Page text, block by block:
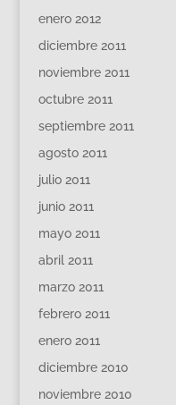
enero 2012
diciembre 2011
noviembre 2011
octubre 2011
septiembre 2011
agosto 2011
julio 2011
junio 2011
mayo 2011
abril 2011
marzo 2011
febrero 2011
enero 2011
diciembre 2010
noviembre 2010